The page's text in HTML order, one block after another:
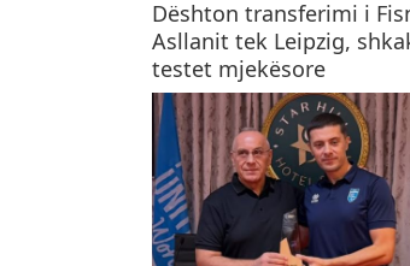
Dështon transferimi i
Asllanit tek Leipzig,
testet mjekësore